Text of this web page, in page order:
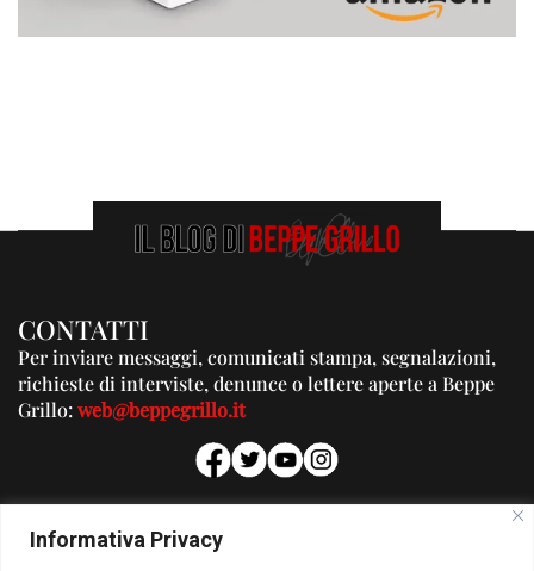
Informativa Privacy
CONTATTI
Per inviare messaggi, comunicati stampa, segnalazioni,
richieste di interviste, denunce o lettere aperte a Beppe
Grillo:web@beppegrillo.it
PUBBLICITA'
Per la tua pubblicità su questo Blog: